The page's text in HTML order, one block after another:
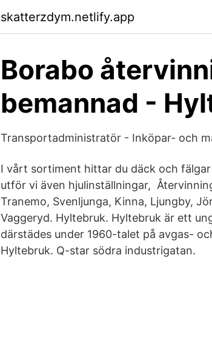
skatterzdym.netlify.app
Borabo
bemannad -
Transportadministratör - Inköpar- och
I vårt sortiment hittar du däck och
utför vi även hjulinställningar,
Tranemo, Svenljunga, Kinna, Ljungby,
Vaggeryd. Hyltebruk. Hyltebruk är ett
därstädes under 1960-talet på avgas-
Hyltebruk. Q-star södra industrigatan.